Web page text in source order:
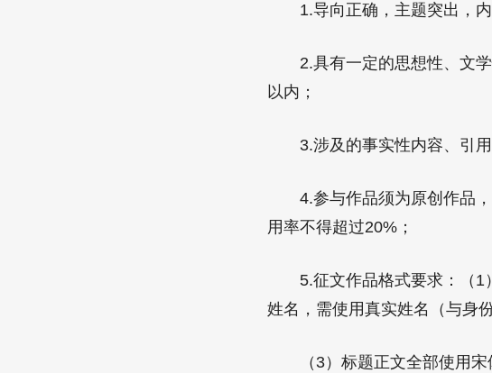
1.导向正确，主题突出，内
2.具有一定的思想性、文学
以内；
3.涉及的事实性内容、引用
4.参与作品须为原创作品，
用率不得超过20%；
5.征文作品格式要求：（1
姓名，需使用真实姓名（与身
（3）标题正文全部使用宋